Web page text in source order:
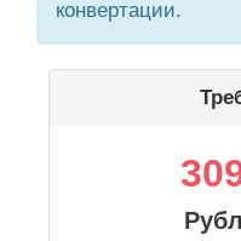
конвертации.